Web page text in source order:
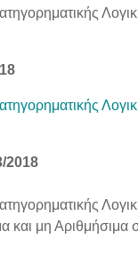
2018
και μη Αριθμήσιμα